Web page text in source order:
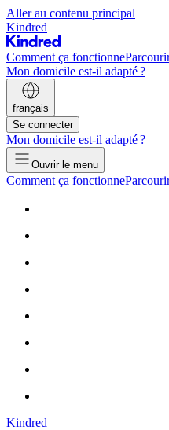
Aller au contenu principal
Kindred
Comment ça fonctionne
Mon domicile est-il adapté ?
français
Se connecter
Mon domicile est-il adapté ?
Ouvrir le menu
Comment ça fonctionne
Kindred